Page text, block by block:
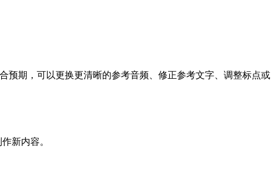
预期，可以更换更清晰的参考音频、修正参考文字、调整标点或
新内容。